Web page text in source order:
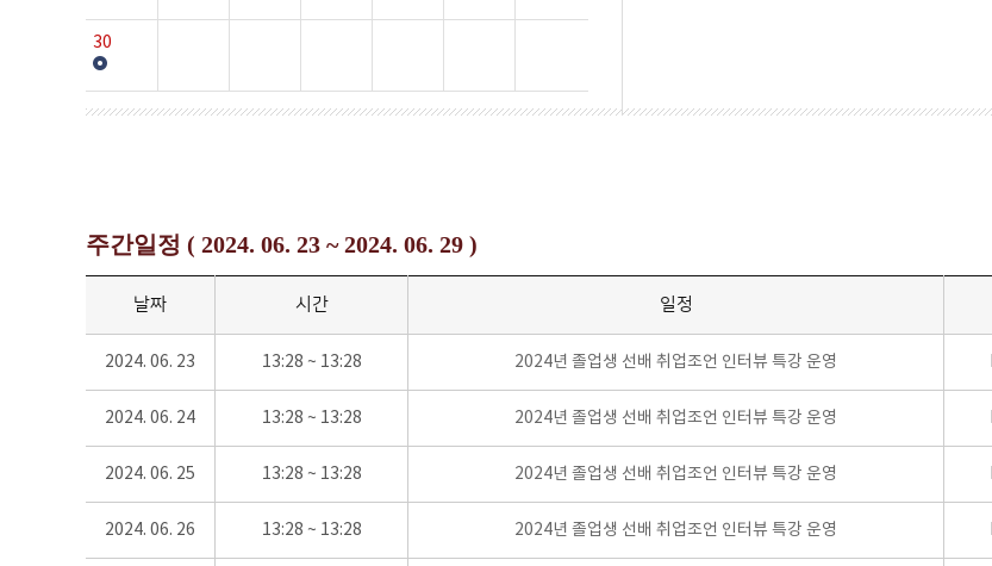
30
주간일정 ( 2024. 06. 23 ~ 2024. 06. 29 )
날짜 시간 일정
2024. 06. 23 13:28 ~ 13:28 2024년 졸업생 선배 취업조언 인터뷰 특강 운영
2024. 06. 24 13:28 ~ 13:28 2024년 졸업생 선배 취업조언 인터뷰 특강 운영
2024. 06. 25 13:28 ~ 13:28 2024년 졸업생 선배 취업조언 인터뷰 특강 운영
2024. 06. 26 13:28 ~ 13:28 2024년 졸업생 선배 취업조언 인터뷰 특강 운영